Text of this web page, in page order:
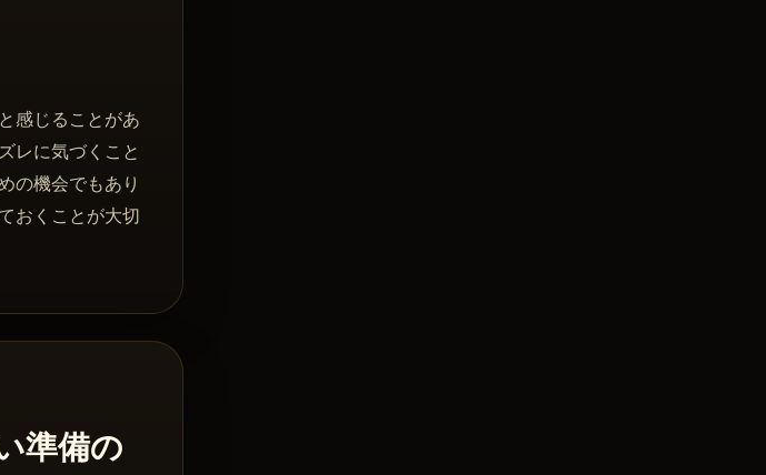
感じることがあ
レに気づくこと
の機会でもあり
おくことが大切
準備の